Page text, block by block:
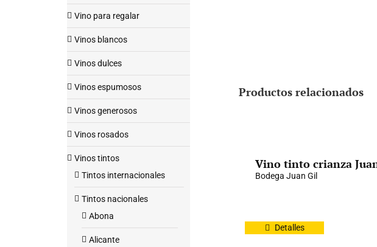
Productos relacionados
Vino tinto crianza
Bodega Juan Gil
Detalles
Vino para regalar
Vinos blancos
Vinos dulces
Vinos espumosos
Vinos generosos
Vinos rosados
Vinos tintos
Tintos internacionales
Tintos nacionales
Abona
Alicante